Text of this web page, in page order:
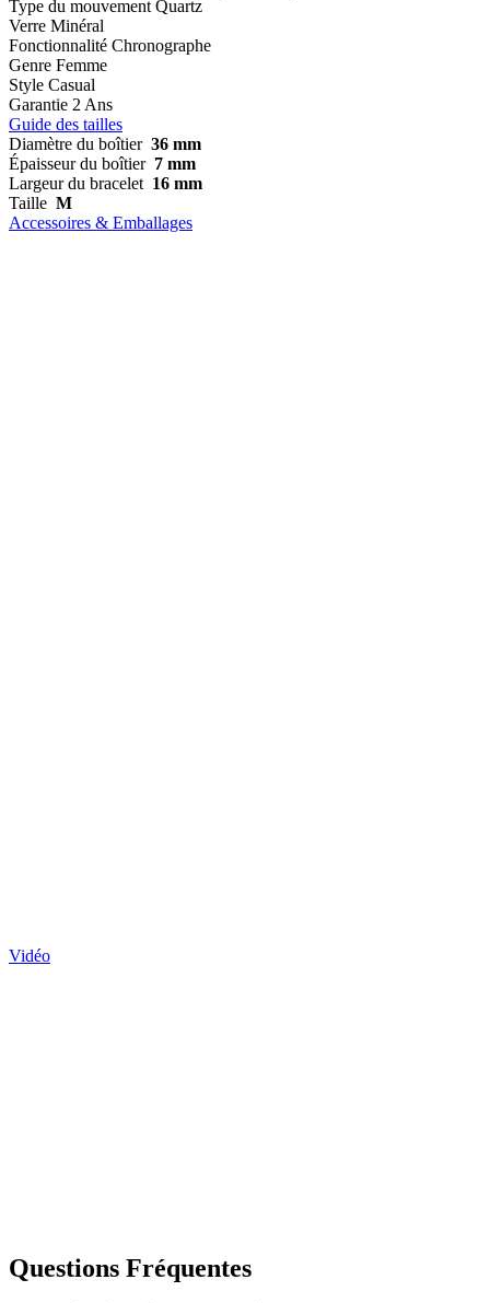
Type du mouvement Quartz
Verre Minéral
Fonctionnalité Chronographe
Genre Femme
Style Casual
Garantie 2 Ans
Guide des tailles
Diamètre du boîtier 36 mm
Épaisseur du boîtier 7 mm
Largeur du bracelet 16 mm
Taille M
Accessoires & Emballages
Vidéo
Questions Fréquentes